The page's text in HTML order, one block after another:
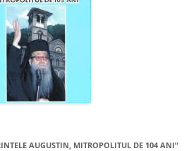
AUGUSTIN, MITROPOLITUL DE 104 ANI”